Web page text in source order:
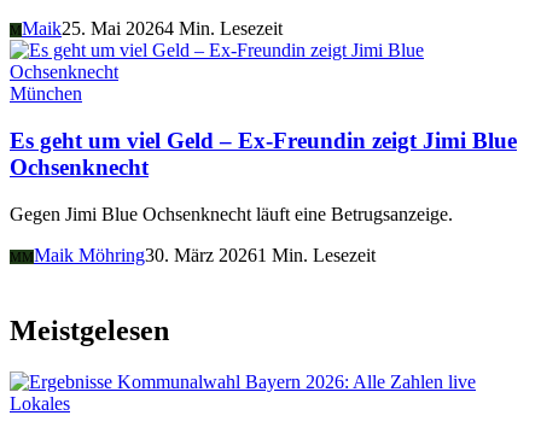
M Maik25. Mai 20264 Min. Lesezeit
München
Es geht um viel Geld – Ex-Freundin zeigt Jimi Blue
Ochsenknecht
Gegen Jimi Blue Ochsenknecht läuft eine Betrugsanzeige.
MMMaik Möhring30. März 20261 Min. Lesezeit
Meistgelesen
Lokales